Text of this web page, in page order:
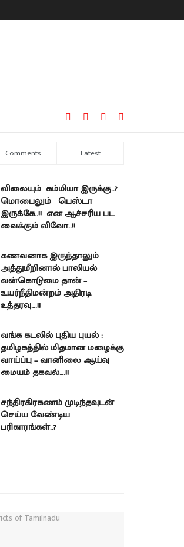
Comments Latest
விலையும் கம்மியா இருக்கு..?
மொபைலும் பெஸ்டா
இருக்கே..!! என ஆச்சரிய பட
வைக்கும் விவோ..!!
கணவனாக இருந்தாலும்
அத்துமீறினால் பாலியல்
வன்கொடுமை தான் –
உயர்நீதிமன்றம் அதிரடி
உத்தரவு….!!
வங்க கடலில் புதிய புயல் :
தமிழகத்தில் மிதமான மழைக்கு
வாய்ப்பு – வானிலை ஆய்வு
மையம் தகவல்….!!
சந்திரகிரகணம் முடிந்தவுடன்
செய்ய வேண்டிய
பரிகாரங்கள்..?